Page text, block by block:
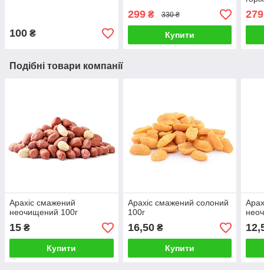
100 ₴
299₴ 330 ₴
Купити
279
Подібні товари компанії
Арахіс смажений
неочищений 100г
15 ₴
Купити
Арахіс смажений солоний
100г
16,50₴
Купити